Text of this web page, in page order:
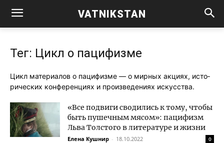
VATNIKSTAN
Тег: Цикл о пацифизме
Цикл мате­ри­а­лов о паци­физ­ме — о мир­ных акци­ях, исто­
ри­че­ских кон­фе­рен­ци­ях и про­из­ве­де­ни­ях искусства.
«Все подвиги сводились к тому, чтобы
быть пушечным мясом»: пацифизм
Льва Толстого в литературе и жизни
Елена Кушнир - 18.10.2022 0